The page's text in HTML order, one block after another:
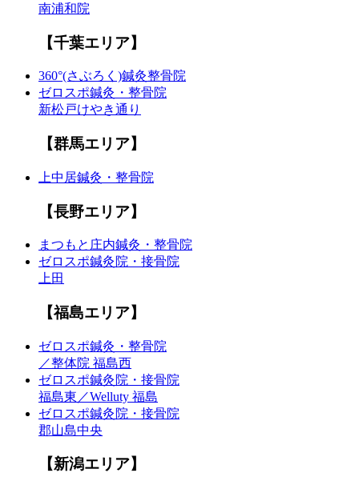
南浦和院
【千葉エリア】
360°(さぶろく)鍼灸整骨院
ゼロスポ鍼灸・整骨院
新松戸けやき通り
【群馬エリア】
上中居鍼灸・整骨院
【長野エリア】
まつもと庄内鍼灸・整骨院
ゼロスポ鍼灸院・接骨院
上田
【福島エリア】
ゼロスポ鍼灸・整骨院
／整体院 福島西
ゼロスポ鍼灸院・接骨院
福島東／Welluty 福島
ゼロスポ鍼灸院・接骨院
郡山島中央
【新潟エリア】